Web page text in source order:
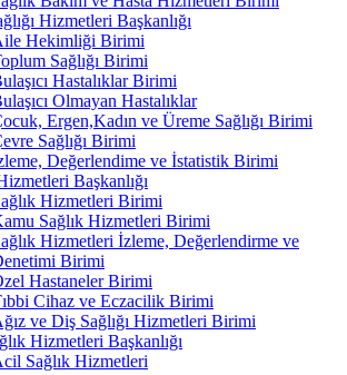
Hizmetleri Başkanlığı
Hekimliği Birimi
Sağlığı Birimi
Hastalıklar Birimi
Olmayan Hastalıklar
Ergen,Kadın ve Üreme Sağlığı Birimi
Sağlığı Birimi
Değerlendime ve İstatistik Birimi
Başkanlığı
Hizmetleri Birimi
Sağlık Hizmetleri Birimi
Hizmetleri İzleme, Değerlendirme ve
Birimi
Hastaneler Birimi
Cihaz ve Eczacilik Birimi
ve Diş Sağlığı Hizmetleri Birimi
Hizmetleri Başkanlığı
Sağlık Hizmetleri